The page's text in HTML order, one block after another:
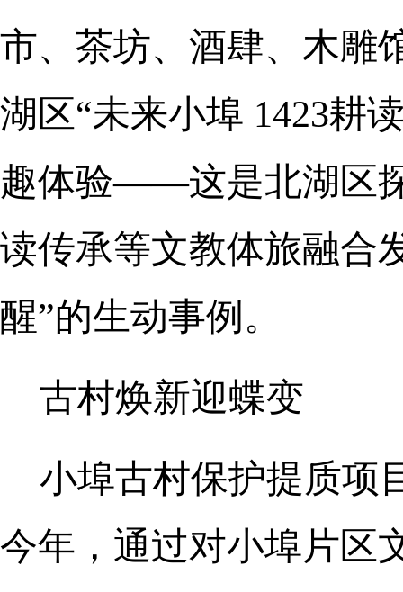
市、茶坊、酒肆、木
湖区“未来小埠 1423耕
趣体验——这是北湖区
读传承等文教体旅融合
醒”的生动事例。
古村焕新迎蝶变
小埠古村保护提质项
今年，通过对小埠片区